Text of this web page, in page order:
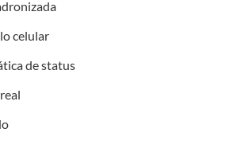
celular
de status